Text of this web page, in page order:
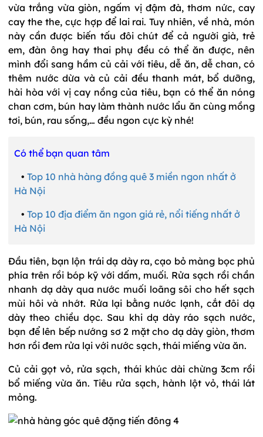
vừa trắng vừa giòn, ngấm vị đậm đà, thơm nức, cay
cay the the, cực hợp để lai rai. Tuy nhiên, về nhà, món
này cần được biến tấu đôi chút để cả người già, trẻ
em, đàn ông hay thai phụ đều có thể ăn được, nên
mình đổi sang hầm củ cải với tiêu, dễ ăn, dễ chan, có
thêm nước dừa và củ cải đều thanh mát, bổ dưỡng,
hài hòa với vị cay nồng của tiêu, bạn có thể ăn nóng
chan cơm, bún hay làm thành nước lẩu ăn cùng mồng
tơi, bún, rau sống,… đều ngon cực kỳ nhé!
Có thể bạn quan tâm
• Top 10 nhà hàng đồng quê 3 miền ngon nhất ở
Hà Nội
• Top 10 địa điểm ăn ngon giá rẻ, nổi tiếng nhất ở
Hà Nội
Đầu tiên, bạn lộn trái dạ dày ra, cạo bỏ màng bọc phủ
phía trên rồi bóp kỹ với dấm, muối. Rửa sạch rồi chần
nhanh dạ dày qua nước muối loãng sôi cho hết sạch
mùi hôi và nhớt. Rửa lại bằng nước lạnh, cắt đôi dạ
dày theo chiều dọc. Sau khi dạ dày ráo sạch nước,
bạn để lên bếp nướng sơ 2 mặt cho dạ dày giòn, thơm
hơn rồi đem rửa lại với nước sạch, thái miếng vừa ăn.
Củ cải gọt vỏ, rửa sạch, thái khúc dài chừng 3cm rồi
bổ miếng vừa ăn. Tiêu rửa sạch, hành lột vỏ, thái lát
mỏng.